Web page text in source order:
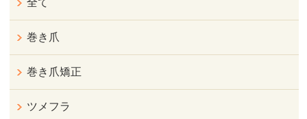
全て
巻き爪
巻き爪矯正
ツメフラ